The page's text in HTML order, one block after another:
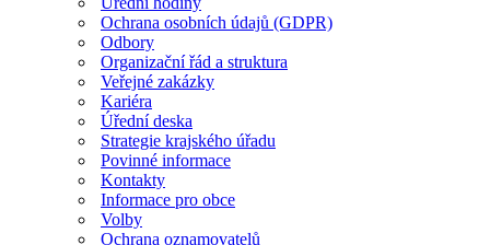
Ochrana osobních údajů (GDPR)
Odbory
Organizační řád a struktura
Veřejné zakázky
Kariéra
Úřední deska
Strategie krajského úřadu
Povinné informace
Kontakty
Informace pro obce
Volby
Ochrana oznamovatelů